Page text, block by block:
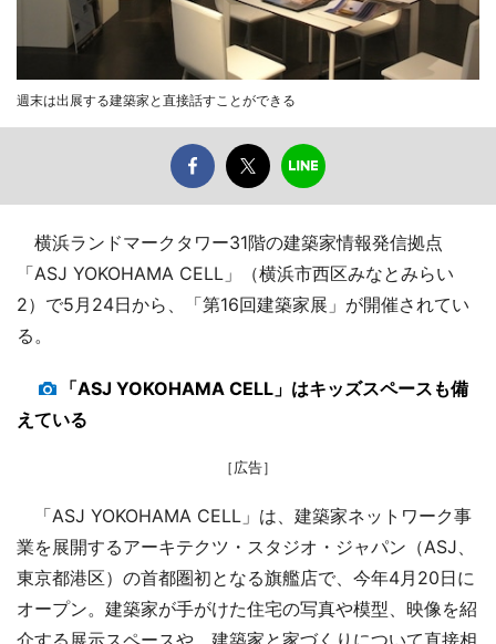
週末は出展する建築家と直接話すことができる
横浜ランドマークタワー31階の建築家情報発信拠点
「ASJ YOKOHAMA CELL」（横浜市西区みなとみらい
2）で5月24日から、「第16回建築家展」が開催されてい
る。
「ASJ YOKOHAMA CELL」はキッズスペースも備
えている
［広告］
「ASJ YOKOHAMA CELL」は、建築家ネットワーク事
業を展開するアーキテクツ・スタジオ・ジャパン（ASJ、
東京都港区）の首都圏初となる旗艦店で、今年4月20日に
オープン。建築家が手がけた住宅の写真や模型、映像を紹
介する展示スペースや、建築家と家づくりについて直接相